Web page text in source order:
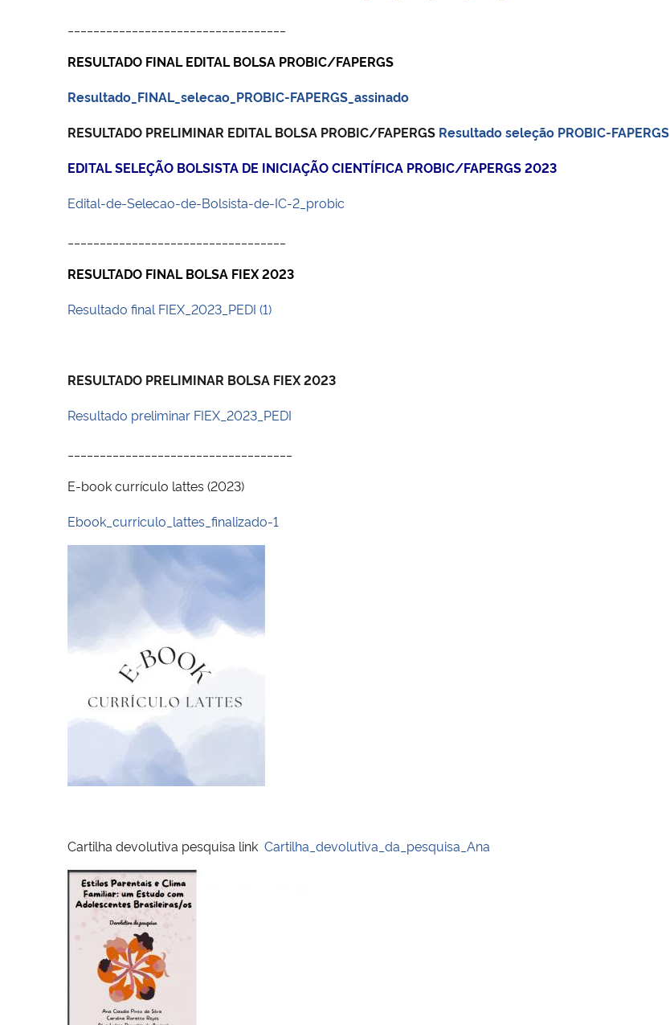
RESULTADO FINAL EDITAL BOLSA PROBIC/FAPERGS
Resultado_FINAL_selecao_PROBIC-FAPERGS_assinado
RESULTADO PRELIMINAR EDITAL BOLSA PROBIC/FAPERGS Resultado seleção PROBIC-FAPERGS
EDITAL SELEÇÃO BOLSISTA DE INICIAÇÃO CIENTÍFICA PROBIC/FAPERGS 2023
Edital-de-Selecao-de-Bolsista-de-IC-2_probic
RESULTADO FINAL BOLSA FIEX 2023
Resultado final FIEX_2023_PEDI (1)
RESULTADO PRELIMINAR BOLSA FIEX 2023
Resultado preliminar FIEX_2023_PEDI
E-book currículo lattes (2023)
Ebook_curriculo_lattes_finalizado-1
Cartilha devolutiva pesquisa link Cartilha_devolutiva_da_pesquisa_Ana